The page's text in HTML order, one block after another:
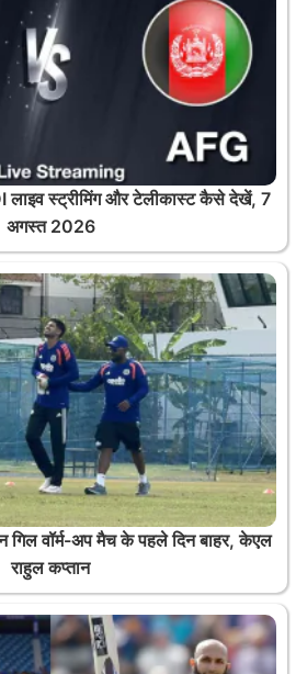
लाइव स्ट्रीमिंग और टेलीकास्ट कैसे देखें, 7
अगस्त 2026
वॉर्म-अप मैच के पहले दिन बाहर, केएल
राहुल कप्तान